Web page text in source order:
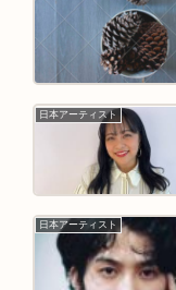
日本アーティスト
日本アーティスト